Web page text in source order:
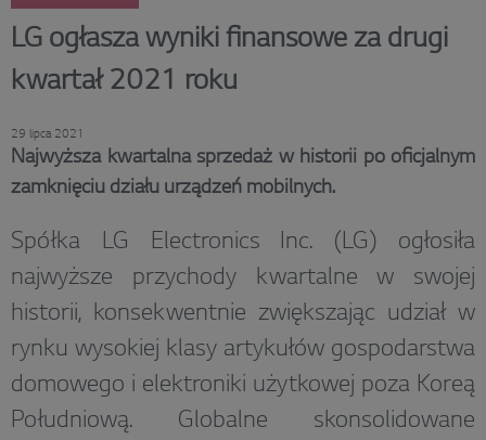
LG ogłasza wyniki finansowe za drugi
kwartał 2021 roku
29 lipca 2021
Najwyższa kwartalna sprzedaż w historii po oficjalnym
zamknięciu działu urządzeń mobilnych.
Spółka LG Electronics Inc. (LG) ogłosiła
najwyższe przychody kwartalne w swojej
historii, konsekwentnie zwiększając udział w
rynku wysokiej klasy artykułów gospodarstwa
domowego i elektroniki użytkowej poza Koreą
Południową. Globalne skonsolidowane